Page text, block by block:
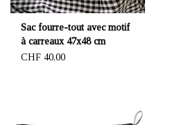
Sac fourre-tout avec motif
à carreaux 47x48 cm
CHF 40,00